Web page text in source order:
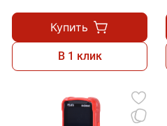
Купить
В 1 клик